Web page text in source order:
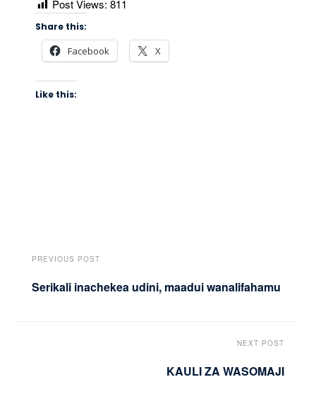
Post Views: 811
Share this:
Facebook X
Like this:
PREVIOUS POST
Serikali inachekea udini, maadui wanalifahamu
NEXT POST
KAULI ZA WASOMAJI